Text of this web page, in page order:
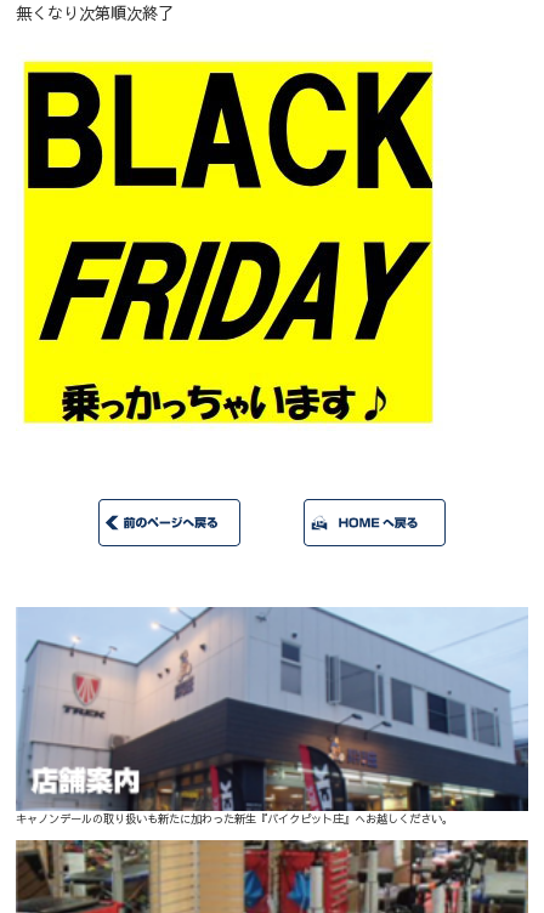
無くなり次第順次終了
キャノンデールの取り扱いも新たに加わった新生『バイクピット庄』へお越しください。